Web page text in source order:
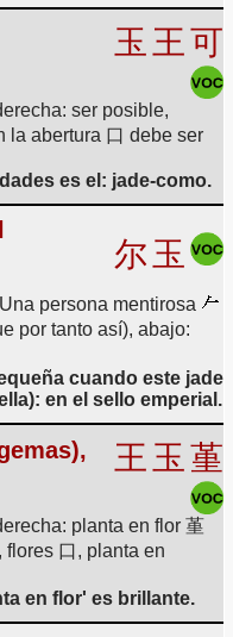
玉 王可
ser posible,
la abertura 口 debe ser
es el: jade-como.
尔 玉
persona mentirosa
por tanto así), abajo:
cuando este jade
en el sello emperial.
王 玉 堇
planta en flor 堇
flores 口, planta en
en flor' es brillante.